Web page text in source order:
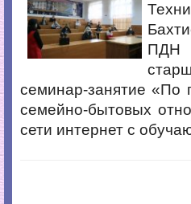
ПДН
семинар-занятие «По
семейно-бытовых
сети интернет с